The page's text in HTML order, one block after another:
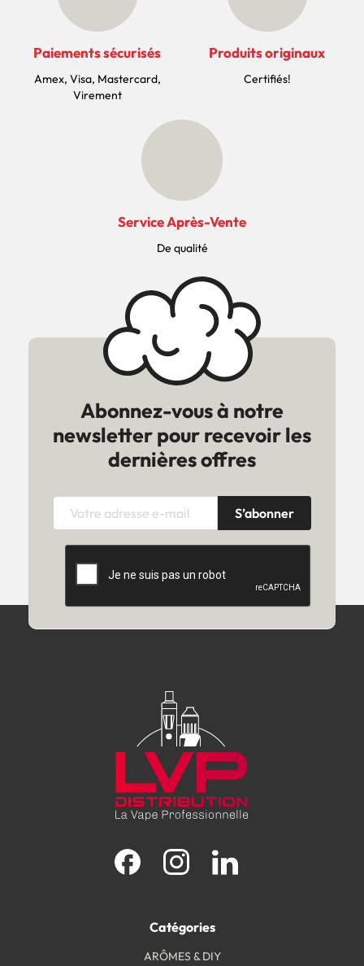
Paiements sécurisés
Amex, Visa, Mastercard,
Virement
Produits originaux
Certifiés!
Service Après-Vente
De qualité
Abonnez-vous à notre
newsletter pour recevoir les
dernières offres
Catégories
ARÔMES & DIY
Facebook Instagram